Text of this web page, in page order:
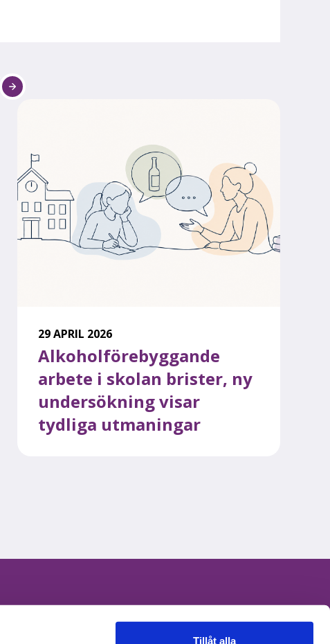
Tillåt alla
29 APRIL 2026
Alkoholförebyggande
arbete i skolan brister, ny
undersökning visar
tydliga utmaningar
Integritetspolicy